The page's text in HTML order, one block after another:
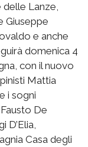
Lanze,
Giuseppe
e anche
domenica 4
con il nuovo
Mattia
i sogni
De
D’Elia,
Casa degli